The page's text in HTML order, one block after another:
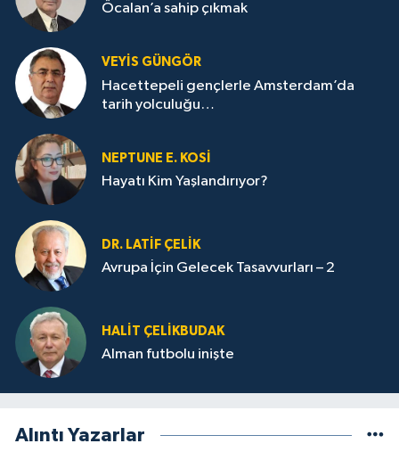
Öcalan’a sahip çıkmak
VEYIS GÜNGÖR
Hacettepeli gençlerle Amsterdam’da
tarih yolculuğu…
NEPTUNE E. KOSİ
Hayatı Kim Yaşlandırıyor?
DR. LATİF ÇELİK
Avrupa İçin Gelecek Tasavvurları – 2
HALIT ÇELİKBUDAK
Alman futbolu inişte
Alıntı Yazarlar